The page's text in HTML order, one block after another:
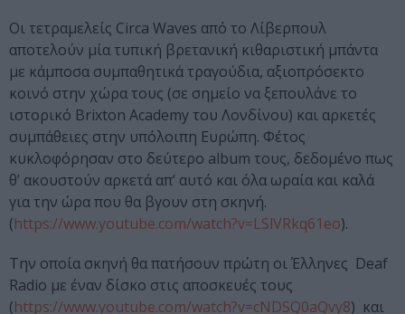
Οι τετραμελείς Circa Waves από το Λίβερπουλ
αποτελούν μία τυπική βρετανική κιθαριστική μπάντα
με κάμποσα συμπαθητικά τραγούδια, αξιοπρόσεκτο
κοινό στην χώρα τους (σε σημείο να ξεπουλάνε το
ιστορικό Brixton Academy του Λονδίνου) και αρκετές
συμπάθειες στην υπόλοιπη Ευρώπη. Φέτος
κυκλοφόρησαν στο δεύτερο album τους, δεδομένο πως
θ’ ακουστούν αρκετά απ’ αυτό και όλα ωραία και καλά
για την ώρα που θα βγουν στη σκηνή.
(https://www.youtube.com/watch?v=LSlVRkq61eo).
Την οποία σκηνή θα πατήσουν πρώτη οι Έλληνες Deaf
Radio με έναν δίσκο στις αποσκευές τους
(https://www.youtube.com/watch?v=cNDSQ0aQvy8) και